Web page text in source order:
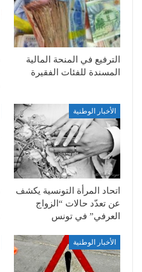
الترفيع في المنحة المالية
المسندة للفئات الفقيرة
الأخبار الوطنية
اتحاد المرأة التونسية يكشف
عن تعدّد حالات “الزواج
العرفي” في تونس
الأخبار الوطنية